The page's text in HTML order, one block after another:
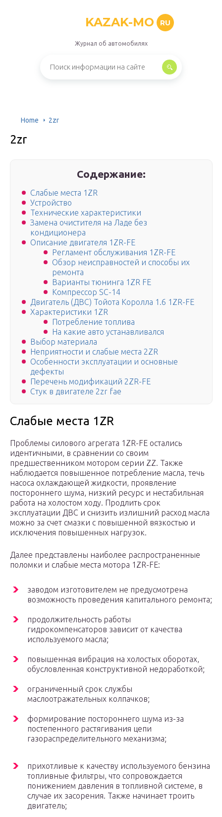
KAZAK-MO RU
Журнал об автомобилях
Home 2zr
2zr
Содержание:
Слабые места 1ZR
Устройство
Технические характеристики
Замена очистителя на Ладе без
кондиционера
Описание двигателя 1ZR-FE
Регламент обслуживания 1ZR-FE
Обзор неисправностей и способы их
ремонта
Варианты тюнинга 1ZR FE
Компрессор SC-14
Двигатель (ДВС) Тойота Королла 1.6 1ZR-FE
Характеристики 1ZR
Потребление топлива
На какие авто устанавливался
Выбор материала
Неприятности и слабые места 2ZR
Особенности эксплуатации и основные
дефекты
Перечень модификаций 2ZR-FE
Стук в двигателе 2zr fae
Слабые места 1ZR
Проблемы силового агрегата 1ZR-FE остались
идентичными, в сравнении со своим
предшественником мотором серии ZZ. Также
наблюдается повышенное потребление масла, течь
насоса охлаждающей жидкости, проявление
постороннего шума, низкий ресурс и нестабильная
работа на холостом ходу. Продлить срок
эксплуатации ДВС и снизить излишний расход масла
можно за счет смазки с повышенной вязкостью и
исключения повышенных нагрузок.
Далее представлены наиболее распространенные
поломки и слабые места мотора 1ZR-FE:
заводом изготовителем не предусмотрена
возможность проведения капитального ремонта;
продолжительность работы
гидрокомпенсаторов зависит от качества
используемого масла;
повышенная вибрация на холостых оборотах,
обусловленная конструктивной недоработкой;
ограниченный срок службы
маслоотражательных колпачков;
формирование постороннего шума из-за
постепенного растягивания цепи
газораспределительного механизма;
прихотливые к качеству используемого бензина
топливные фильтры, что сопровождается
понижением давления в топливной системе, в
случае их засорения. Также начинает троить
двигатель;